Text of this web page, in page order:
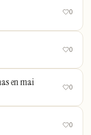
0
0
en mai 0
0